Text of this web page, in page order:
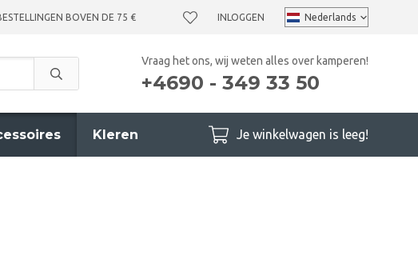
BOVEN DE 75 € INLOGGEN
Vraag het ons, wij weten alles over kamperen!
+4690 - 349 33 50
Kleren Je winkelwagen is leeg!